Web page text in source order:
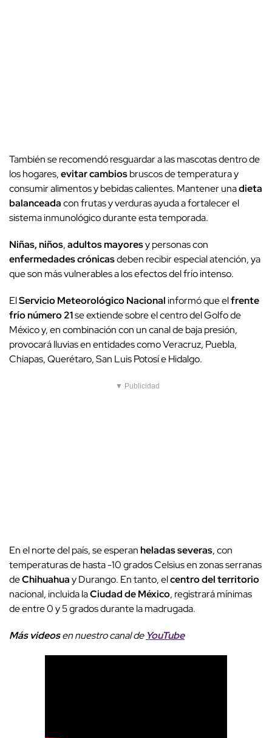
También se recomendó resguardar a las mascotas dentro de
los hogares,evitar cambiosbruscos de temperatura y
consumir alimentos y bebidas calientes. Mantener unadieta
balanceadacon frutas y verduras ayuda a fortalecer el
sistema inmunológico durante esta temporada.
Niñas, niños,adultos mayoresy personas con
enfermedades crónicasdeben recibir especial atención, ya
que son más vulnerables a los efectos del frío intenso.
ElServicio Meteorológico Nacionalinformó que elfrente
frío número 21se extiende sobre el centro del Golfo de
México y, en combinación con un canal de baja presión,
provocará lluvias en entidades como Veracruz, Puebla,
Chiapas, Querétaro, San Luis Potosí e Hidalgo.
▼ Publicidad
En el norte del país, se esperanheladas severas, con
temperaturas de hasta -10 grados Celsius en zonas serranas
deChihuahuay Durango. En tanto, elcentro del territorio
nacional, incluida laCiudad de México, registrará mínimas
de entre 0 y 5 grados durante la madrugada.
Más videosen nuestro canal de YouTube